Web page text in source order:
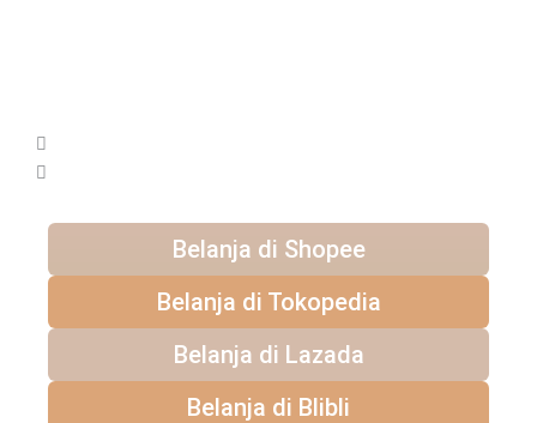
Belanja di Shopee
Belanja di Tokopedia
Belanja di Lazada
Belanja di Blibli